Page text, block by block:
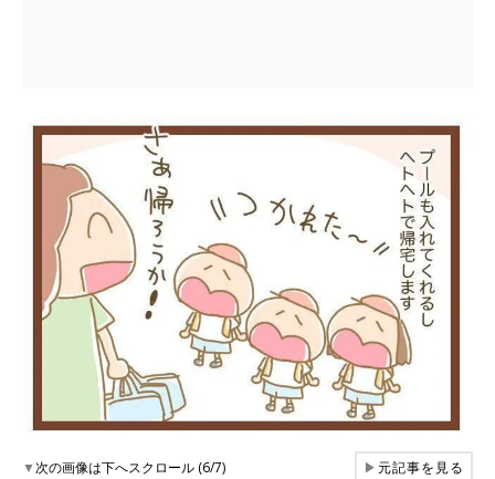
▼次の画像は下へスクロール (6/7) ▶元記事を見る